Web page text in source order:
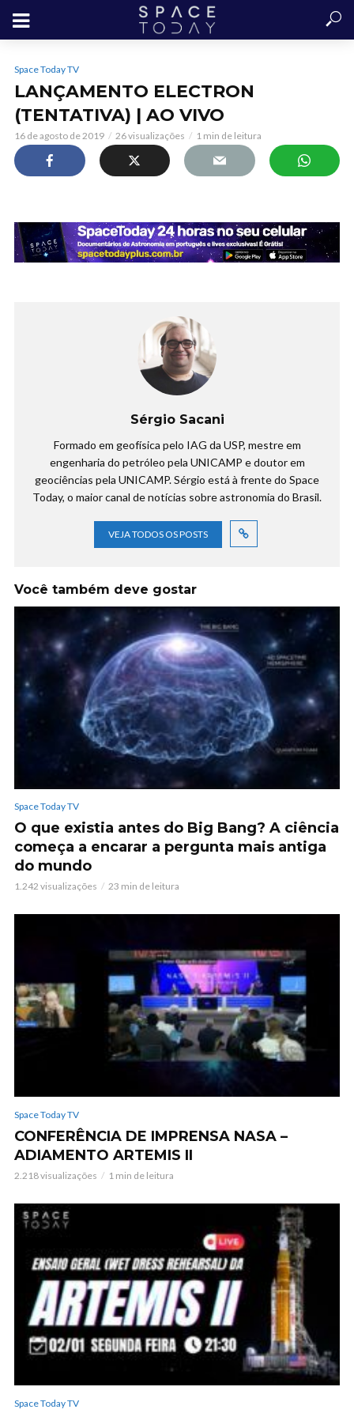
Space Today TV
LANÇAMENTO ELECTRON
(TENTATIVA) | AO VIVO
16 de agosto de 2019 26 visualizações 1 min de leitura
Sérgio Sacani
Formado em geofísica pelo IAG da USP, mestre em
engenharia do petróleo pela UNICAMP e doutor em
geociências pela UNICAMP. Sérgio está à frente do Space
Today, o maior canal de notícias sobre astronomia do Brasil.
VEJA TODOS OS POSTS
Você também deve gostar
Space Today TV
O que existia antes do Big Bang? A ciência
começa a encarar a pergunta mais antiga
do mundo
1.242 visualizações 23 min de leitura
Space Today TV
CONFERÊNCIA DE IMPRENSA NASA –
ADIAMENTO ARTEMIS II
2.218 visualizações 1 min de leitura
Space Today TV